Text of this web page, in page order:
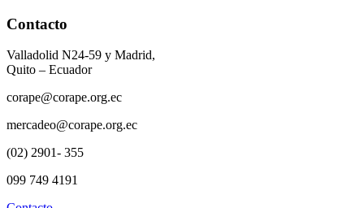
Contacto
Valladolid N24-59 y Madrid,
Quito – Ecuador
corape@corape.org.ec
mercadeo@corape.org.ec
(02) 2901- 355
099 749 4191